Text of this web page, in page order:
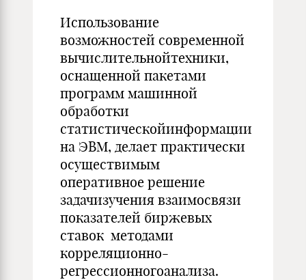
Использование
возможностей современной
вычислительнойтехники,
оснащенной пакетами
программ машинной
обработки
статистическойинформации
на ЭВМ, делает практически
осуществимым
оперативное решение
задачизучения взаимосвязи
показателей биржевых
ставок методами
корреляционно-
регрессионногоанализа.